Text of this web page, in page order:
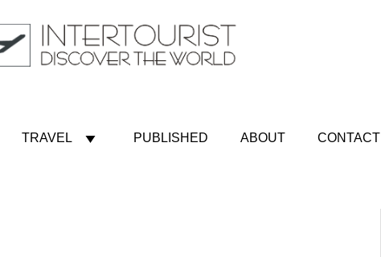
TRAVEL PUBLISHED ABOUT CONTACT